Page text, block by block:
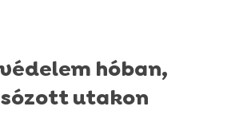
hóban,
utakon